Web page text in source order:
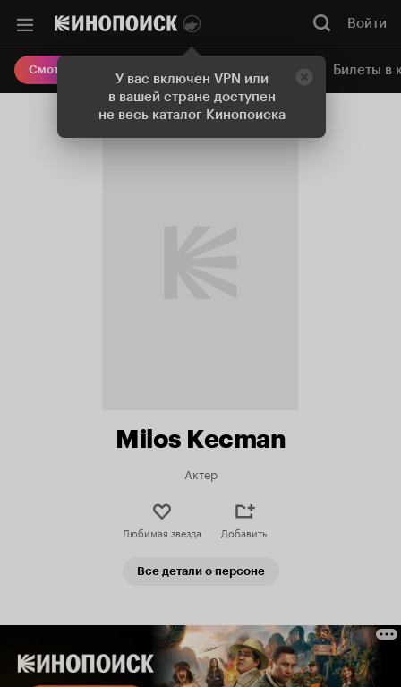
У вас включен VPN или
в вашей стране доступен
не весь каталог Кинопоиска
Войти
Смотреть кино Онлайн-кинотеатр Билеты в
Milos Kecman
Актер
Любимая звезда Добавить
Все детали о персоне